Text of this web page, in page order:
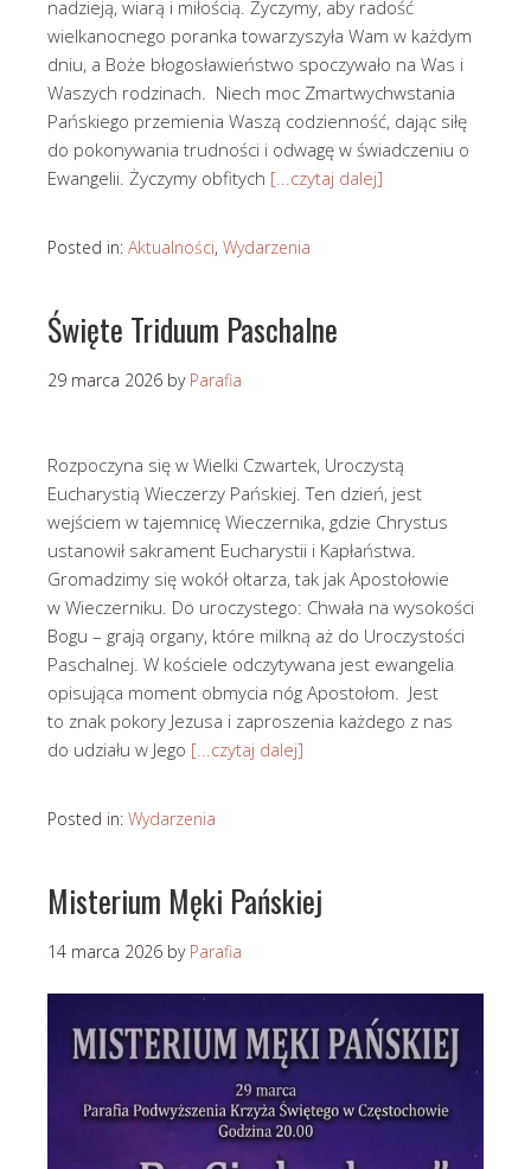
nadzieją, wiarą i miłością. Życzymy, aby radość
wielkanocnego poranka towarzyszyła Wam w każdym
dniu, a Boże błogosławieństwo spoczywało na Was i
Waszych rodzinach. Niech moc Zmartwychwstania
Pańskiego przemienia Waszą codzienność, dając siłę
do pokonywania trudności i odwagę w świadczeniu o
Ewangelii. Życzymy obfitych [...czytaj dalej]
Posted in: Aktualności, Wydarzenia
Święte Triduum Paschalne
29 marca 2026 by Parafia
Rozpoczyna się w Wielki Czwartek, Uroczystą
Eucharystią Wieczerzy Pańskiej. Ten dzień, jest
wejściem w tajemnicę Wieczernika, gdzie Chrystus
ustanowił sakrament Eucharystii i Kapłaństwa.
Gromadzimy się wokół ołtarza, tak jak Apostołowie
w Wieczerniku. Do uroczystego: Chwała na wysokości
Bogu – grają organy, które milkną aż do Uroczystości
Paschalnej. W kościele odczytywana jest ewangelia
opisująca moment obmycia nóg Apostołom. Jest
to znak pokory Jezusa i zaproszenia każdego z nas
do udziału w Jego [...czytaj dalej]
Posted in: Wydarzenia
Misterium Męki Pańskiej
14 marca 2026 by Parafia